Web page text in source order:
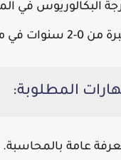
البكالوريوس في
0-2 سنوات في مجال ذي صلة.
المطلوبة:
عامة بالمحاسبة.